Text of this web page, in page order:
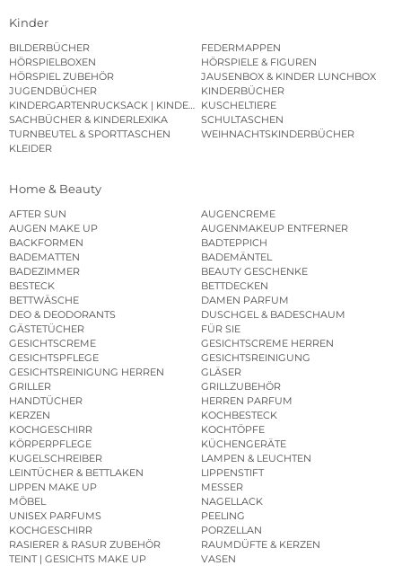
Kinder
BILDERBÜCHER
FEDERMAPPEN
HÖRSPIELBOXEN
HÖRSPIELE & FIGUREN
HÖRSPIEL ZUBEHÖR
JAUSENBOX & KINDER LUNCHBOX
JUGENDBÜCHER
KINDERBÜCHER
KINDERGARTENRUCKSACK | KINDERGARTENBEUTEL
KUSCHELTIERE
SACHBÜCHER & KINDERLEXIKA
SCHULTASCHEN
TURNBEUTEL & SPORTTASCHEN
WEIHNACHTSKINDERBÜCHER
KLEIDER
Home & Beauty
AFTER SUN
AUGENCREME
AUGEN MAKE UP
AUGENMAKEUP ENTFERNER
BACKFORMEN
BADTEPPICH
BADEMATTEN
BADEMÄNTEL
BADEZIMMER
BEAUTY GESCHENKE
BESTECK
BETTDECKEN
BETTWÄSCHE
DAMEN PARFUM
DEO & DEODORANTS
DUSCHGEL & BADESCHAUM
GÄSTETÜCHER
FÜR SIE
GESICHTSCREME
GESICHTSCREME HERREN
GESICHTSPFLEGE
GESICHTSREINIGUNG
GESICHTSREINIGUNG HERREN
GLÄSER
GRILLER
GRILLZUBEHÖR
HANDTÜCHER
HERREN PARFUM
KERZEN
KOCHBESTECK
KOCHGESCHIRR
KOCHTÖPFE
KÖRPERPFLEGE
KÜCHENGERÄTE
KUGELSCHREIBER
LAMPEN & LEUCHTEN
LEINTÜCHER & BETTLAKEN
LIPPENSTIFT
LIPPEN MAKE UP
MESSER
MÖBEL
NAGELLACK
UNISEX PARFUMS
PEELING
KOCHGESCHIRR
PORZELLAN
RASIERER & RASUR ZUBEHÖR
RAUMDÜFTE & KERZEN
TEINT | GESICHTS MAKE UP
VASEN